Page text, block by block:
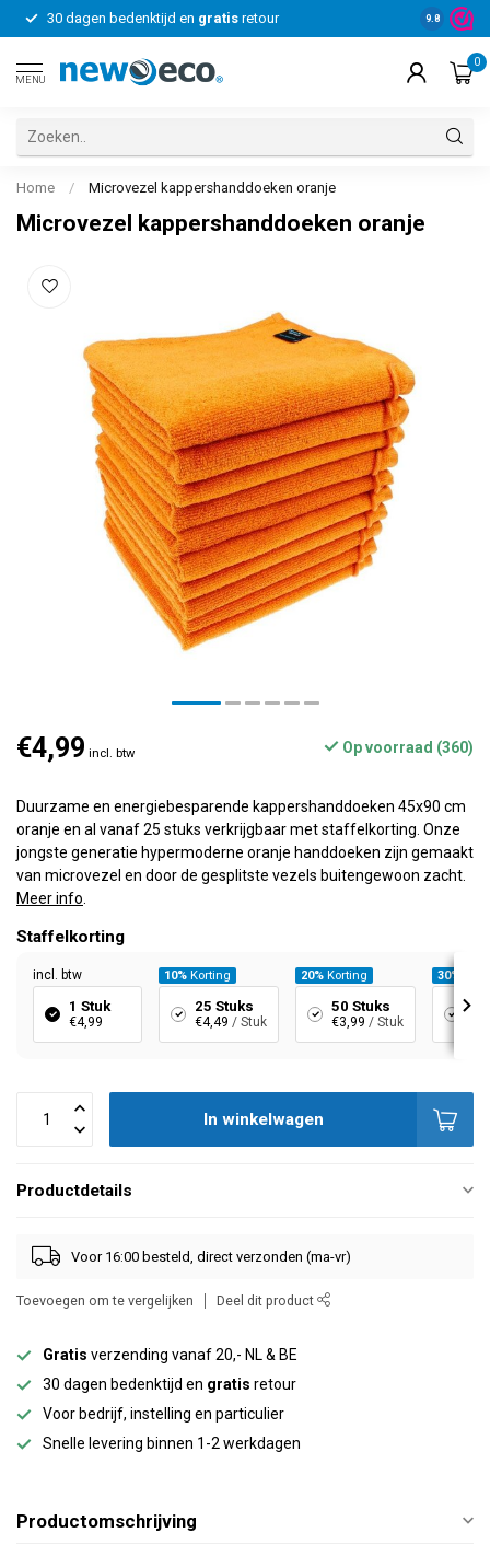
30 dagen bedenktijd en gratis retour Voor
9.8
MENU
0
Home / Microvezel kappershanddoeken oranje
Microvezel kappershanddoeken oranje
€4,99 incl. btw Op voorraad (360)
Duurzame en energiebesparende kappershanddoeken 45x90 cm
oranje en al vanaf 25 stuks verkrijgbaar met staffelkorting. Onze
jongste generatie hypermoderne oranje handdoeken zijn gemaakt
van microvezel en door de gesplitste vezels buitengewoon zacht.
Meer info
Staffelkorting
incl. btw
1 Stuk
€4,99
10% Korting
25 Stuks
€4,49 / Stuk
20% Korting
50 Stuks
€3,99 / Stuk
30%
In winkelwagen
Productdetails
Voor 16:00 besteld, direct verzonden (ma-vr)
Toevoegen om te vergelijken Deel dit product
Gratis verzending vanaf 20,- NL & BE
30 dagen bedenktijd en gratis retour
Voor bedrijf, instelling en particulier
Snelle levering binnen 1-2 werkdagen
Productomschrijving